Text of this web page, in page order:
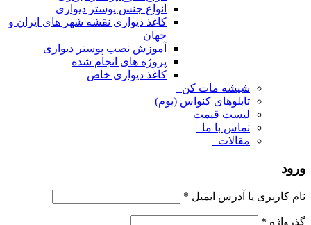
انواع جنس پوستر دیواری
کاغذ دیواری نقشه شهر های ایران و
جهان
آموزش نصب پوستر دیواری
پروژه های انجام شده
کاغذ دیواری خاص
شیشه مات کن
تابلوهای کنواس (بوم)
لیست قیمت
تماس با ما
مقالات
ورود
نام کاربری یا آدرس ایمیل *
گذرواژه *